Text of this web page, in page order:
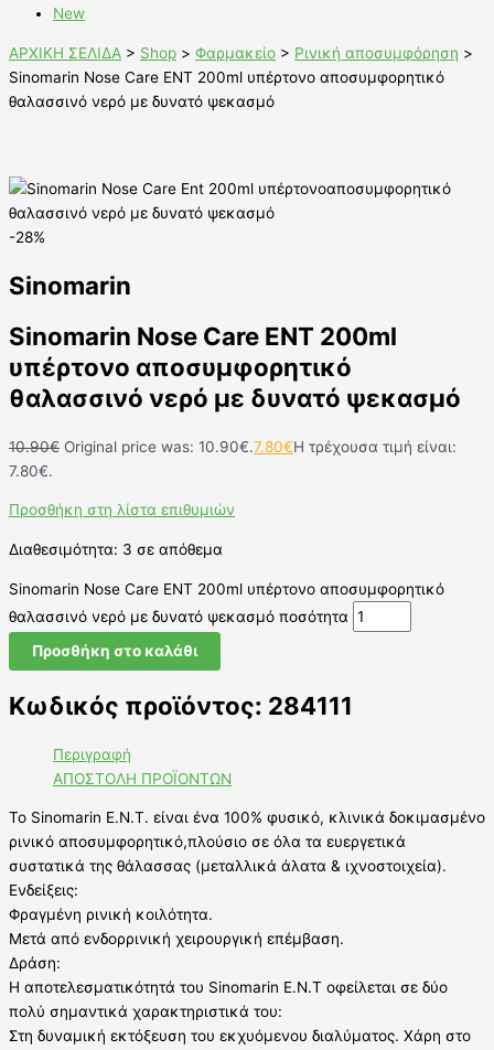
New
ΑΡΧΙΚΗ ΣΕΛΙΔΑ > Shop > Φαρμακείο > Ρινική αποσυμφόρηση >
Sinomarin Nose Care ENT 200ml υπέρτονο αποσυμφορητικό
θαλασσινό νερό με δυνατό ψεκασμό
-28%
Sinomarin
Sinomarin Nose Care ENT 200ml
υπέρτονο αποσυμφορητικό
θαλασσινό νερό με δυνατό ψεκασμό
10.90€ Original price was: 10.90€.7.80€Η τρέχουσα τιμή είναι:
7.80€.
Προσθήκη στη λίστα επιθυμιών
Διαθεσιμότητα: 3 σε απόθεμα
Sinomarin Nose Care ENT 200ml υπέρτονο αποσυμφορητικό
θαλασσινό νερό με δυνατό ψεκασμό ποσότητα
Προσθήκη στο καλάθι
Κωδικός προϊόντος: 284111
Περιγραφή
ΑΠΟΣΤΟΛΗ ΠΡΟΪΟΝΤΩΝ
To Sinomarin E.N.T. είναι ένα 100% φυσικό, κλινικά δοκιμασμένο
ρινικό αποσυμφορητικό,πλούσιο σε όλα τα ευεργετικά
συστατικά της θάλασσας (μεταλλικά άλατα & ιχνοστοιχεία).
Ενδείξεις:
Φραγμένη ρινική κοιλότητα.
Μετά από ενδορρινική χειρουργική επέμβαση.
Δράση:
H αποτελεσµατικότητά του Sinomarin E.N.T οφείλεται σε δύο
πολύ σηµαντικά χαρακτηριστικά του:
Στη δυναµική εκτόξευση του εκχυόµενου διαλύµατος. Xάρη στο